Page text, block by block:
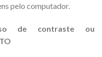
pelo computador.
de contraste ou